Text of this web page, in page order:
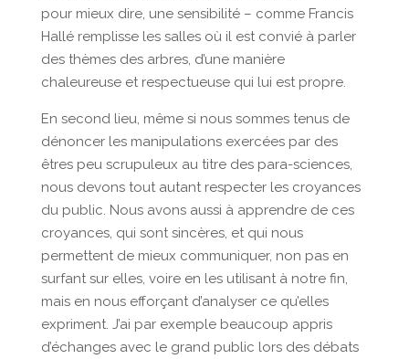
pour mieux dire, une sensibilité – comme Francis
Hallé remplisse les salles où il est convié à parler
des thèmes des arbres, d’une manière
chaleureuse et respectueuse qui lui est propre.
En second lieu, même si nous sommes tenus de
dénoncer les manipulations exercées par des
êtres peu scrupuleux au titre des para-sciences,
nous devons tout autant respecter les croyances
du public. Nous avons aussi à apprendre de ces
croyances, qui sont sincères, et qui nous
permettent de mieux communiquer, non pas en
surfant sur elles, voire en les utilisant à notre fin,
mais en nous efforçant d’analyser ce qu’elles
expriment. J’ai par exemple beaucoup appris
d’échanges avec le grand public lors des débats